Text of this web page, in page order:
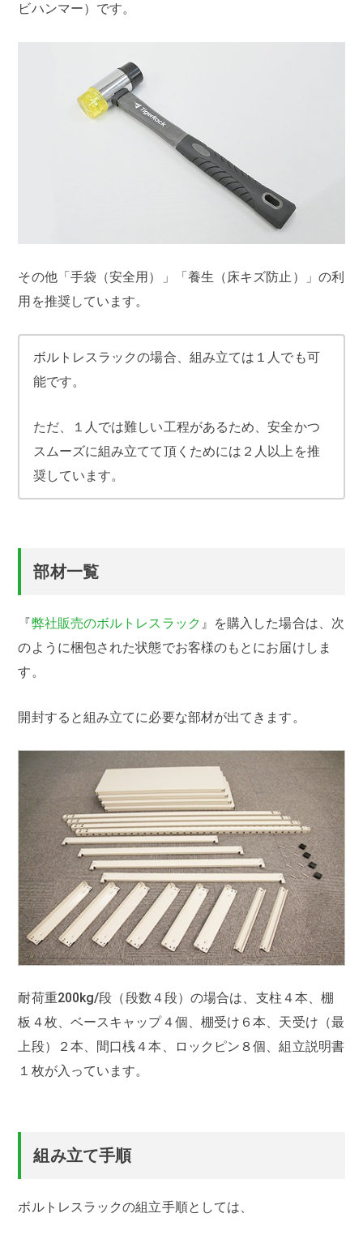
ビハンマー）です。
その他「手袋（安全用）」「養生（床キズ防止）」の利
用を推奨しています。
ボルトレスラックの場合、組み立ては１人でも可
能です。
ただ、１人では難しい工程があるため、安全かつ
スムーズに組み立てて頂くためには２人以上を推
奨しています。
部材一覧
『弊社販売のボルトレスラック 』を購入した場合は、次
のように梱包された状態でお客様のもとにお届けしま
す。
開封すると組み立てに必要な部材が出てきます。
耐荷重200kg/段（段数４段）の場合は、支柱４本、棚
板４枚、ベースキャップ４個、棚受け６本、天受け（最
上段）２本、間口桟４本、ロックピン８個、組立説明書
１枚が入っています。
組み立て手順
ボルトレスラックの組立手順としては、